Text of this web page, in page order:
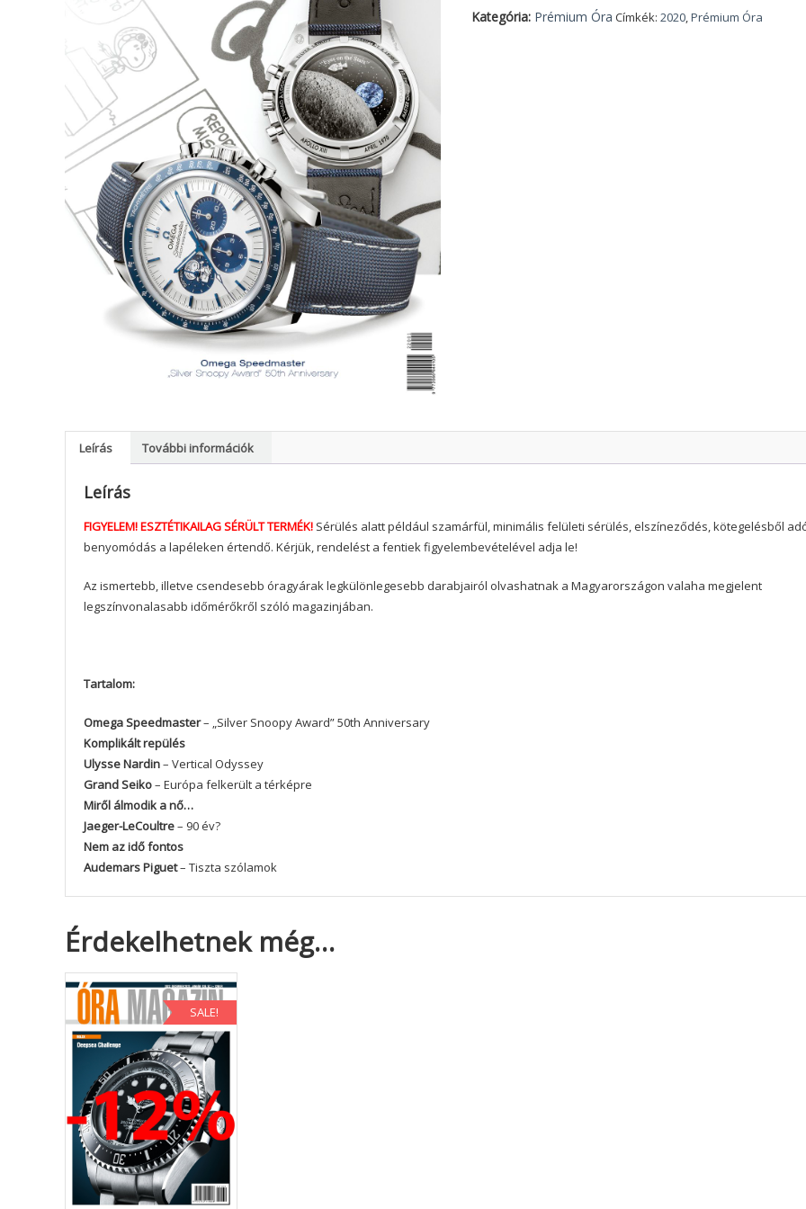
Kategória: Prémium Óra Címkék:2020,Prémium Óra
Leírás További információk
Leírás
FIGYELEM! ESZTÉTIKAILAG SÉRÜLT TERMÉK! Sérülés alatt például szamárfül, minimális felületi sérülés, elszíneződés, kötegelésből
benyomódás a lapéleken értendő. Kérjük, rendelést a fentiek figyelembevételével adja le!
Az ismertebb, illetve csendesebb óragyárak legkülönlegesebb darabjairól olvashatnak a Magyarországon valaha megjelent
legszínvonalasabb időmérőkről szóló magazinjában.
Tartalom:
Omega Speedmaster– „Silver Snoopy Award” 50th Anniversary
Komplikált repülés
Ulysse Nardin– Vertical Odyssey
Grand Seiko– Európa felkerült a térképre
Miről álmodik a nő…
Jaeger-LeCoultre– 90 év?
Nem az idő fontos
Audemars Piguet– Tiszta szólamok
Érdekelhetnek még…
SALE!